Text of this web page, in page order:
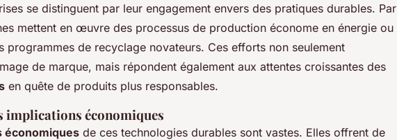
se distinguent par leur engagement envers des pratiques durables. Par
mettent en œuvre des processus de production économe en énergie ou
programmes de recyclage novateurs. Ces efforts non seulement
de marque, mais répondent également aux attentes croissantes des
en quête de produits plus responsables.
implications économiques
économiques de ces technologies durables sont vastes. Elles offrent de